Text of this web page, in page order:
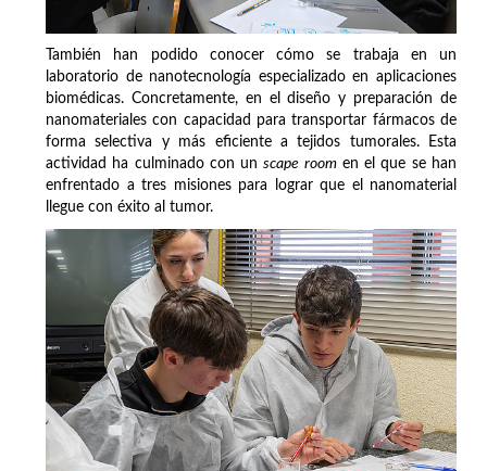
También han podido conocer cómo se trabaja en un
laboratorio de nanotecnología especializado en aplicaciones
biomédicas. Concretamente, en el diseño y preparación de
nanomateriales con capacidad para transportar fármacos de
forma selectiva y más eficiente a tejidos tumorales. Esta
actividad ha culminado con unscape roomen el que se han
enfrentado a tres misiones para lograr que el nanomaterial
llegue con éxito al tumor.